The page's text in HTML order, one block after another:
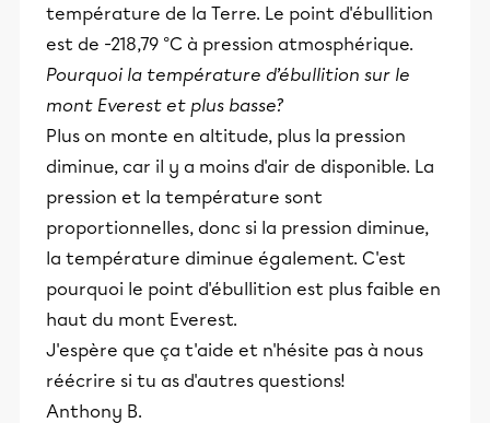
température de la Terre. Le point d'ébullition
est de -218,79 °C à pression atmosphérique.
Pourquoi la température d’ébullition sur le
mont Everest et plus basse?
Plus on monte en altitude, plus la pression
diminue, car il y a moins d'air de disponible. La
pression et la température sont
proportionnelles, donc si la pression diminue,
la température diminue également. C'est
pourquoi le point d'ébullition est plus faible en
haut du mont Everest.
J'espère que ça t'aide et n'hésite pas à nous
réécrire si tu as d'autres questions!
Anthony B.